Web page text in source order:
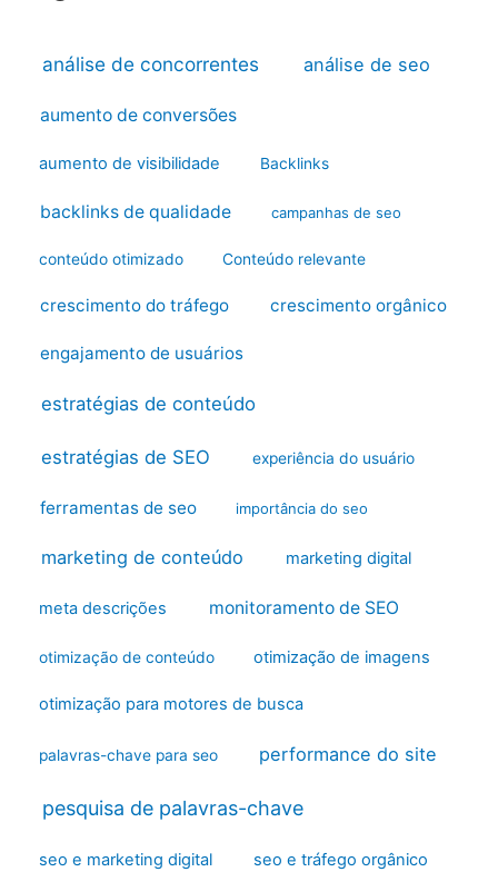
análise de concorrentes análise de seo
aumento de conversões
aumento de visibilidade Backlinks
backlinks de qualidade campanhas de seo
conteúdo otimizado Conteúdo relevante
crescimento do tráfego crescimento orgânico
engajamento de usuários
estratégias de conteúdo
estratégias de SEO experiência do usuário
ferramentas de seo importância do seo
marketing de conteúdo marketing digital
meta descrições monitoramento de SEO
otimização de conteúdo otimização de imagens
otimização para motores de busca
palavras-chave para seo performance do site
pesquisa de palavras-chave
seo e marketing digital seo e tráfego orgânico